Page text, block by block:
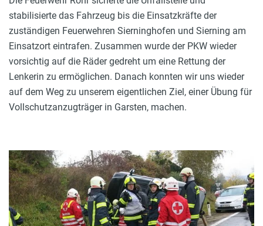
stabilisierte das Fahrzeug bis die Einsatzkräfte der
zuständigen Feuerwehren Sierninghofen und Sierning am
Einsatzort eintrafen. Zusammen wurde der PKW wieder
vorsichtig auf die Räder gedreht um eine Rettung der
Lenkerin zu ermöglichen. Danach konnten wir uns wieder
auf dem Weg zu unserem eigentlichen Ziel, einer Übung für
Vollschutzanzugträger in Garsten, machen.